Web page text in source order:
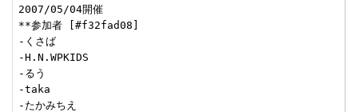
2007/05/04開催
**参加者 [#f32fad08]
-くさば
-H.N.WPKIDS
-るう
-taka
-たかみちえ